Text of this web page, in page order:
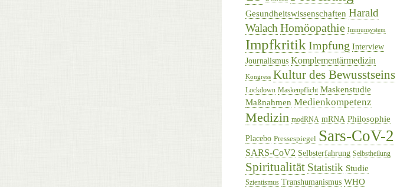
Gesundheitswissenschaften Harald
Walach Homöopathie Immunsystem
Impfkritik Impfung Interview
Journalismus Komplementärmedizin
Kongress Kultur des Bewusstseins
Lockdown Maskenpflicht Maskenstudie
Maßnahmen Medienkompetenz
Medizin modRNA mRNA Philosophie
Placebo Pressespiegel Sars-CoV-2
SARS-CoV2 Selbsterfahrung Selbstheilung
Spiritualität Statistik Studie
Szientismus Transhumanismus WHO